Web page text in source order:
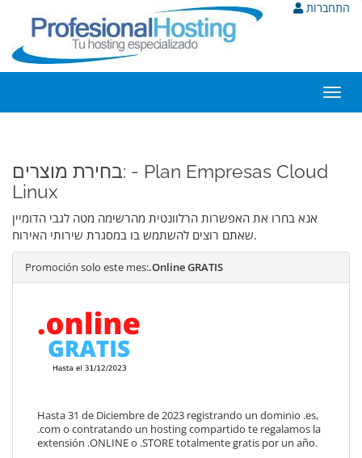
התחברות
בחירת מוצרים: - Plan Empresas Cloud
Linux
אנא בחרו את האפשרות הרלוונטית מהרשימה מטה לגבי הדומיין
שאתם רוצים להשתמש בו במסגרת שירותי האירוח.
Promoción solo este mes:.Online GRATIS
Hasta 31 de Diciembre de 2023 registrando un dominio .es,
.com o contratando un hosting compartido te regalamos la
extensión .ONLINE o .STORE totalmente gratis por un año.